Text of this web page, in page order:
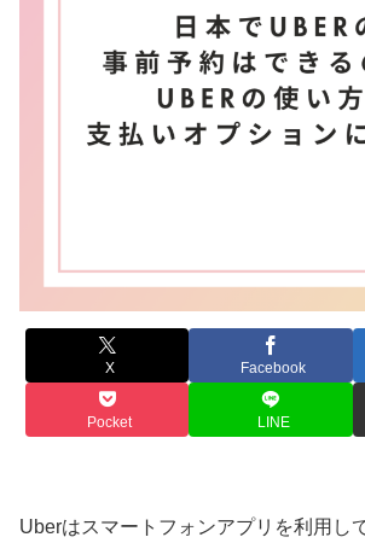
X Facebook
Pocket LINE
Uberはスマートフォンアプリを利用し